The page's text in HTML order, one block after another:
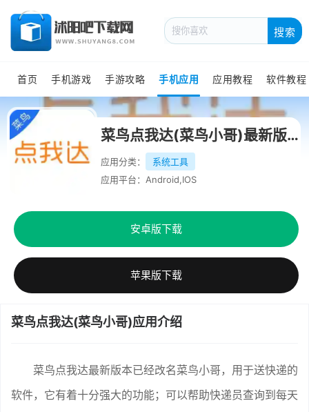
搜索
首页 手机游戏 手游攻略 手机应用 应用教程 软件教程
菜鸟点我达(菜鸟小哥)最新版本
应用分类：
系统工具
应用平台：Android,IOS
安卓版下载
苹果版下载
菜鸟点我达(菜鸟小哥)应用介绍
菜鸟点我达最新版本已经改名菜鸟小哥，用于送快递的
软件，它有着十分强大的功能；可以帮助快递员查询到每天